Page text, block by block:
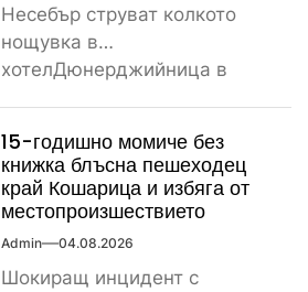
Несебър струват колкото
нощувка в
хотелДюнерджийница в
скъпотия на храната...
15-годишно момиче без
книжка блъсна пешеходец
край Кошарица и избяга от
местопроизшествието
Admin 04.08.2026
Шокиращ инцидент с